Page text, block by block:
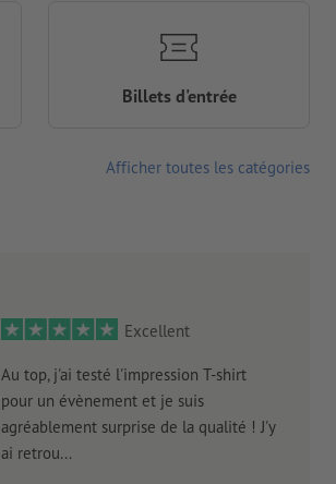
Excellent
Au top, j'ai testé l'impression T-shirt
pour un évènement et je suis
agréablement surprise de la qualité ! J'y
ai retrou...
Billets d'entrée
Afficher toutes les catégories